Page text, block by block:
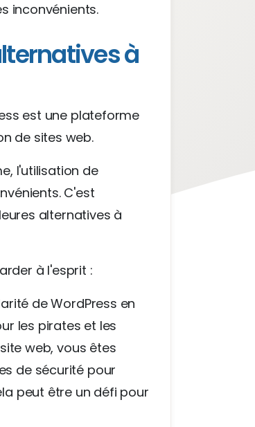
inconvénients.
à
est une plateforme
de sites web.
l'utilisation de
C'est
alternatives à
à l'esprit :
de WordPress en
les pirates et les
web, vous êtes
de sécurité pour
peut être un défi pour